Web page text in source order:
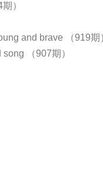
）
and brave （919期
（907期）